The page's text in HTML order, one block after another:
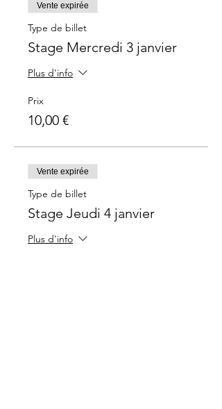
Vente expirée
Type de billet
Stage Mercredi 3 janvier
Plus d'info
Prix
10,00 €
Vente expirée
Type de billet
Stage Jeudi 4 janvier
Plus d'info